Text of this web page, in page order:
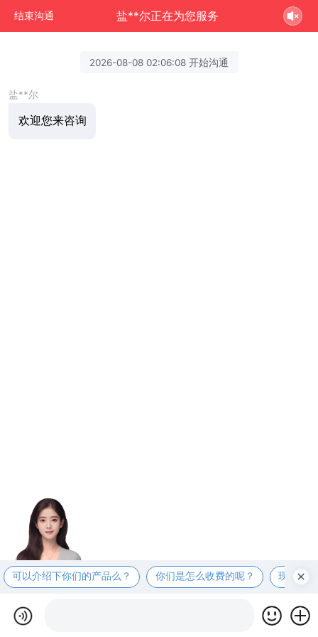
结束沟通 盐**尔正在为您服务
2026-08-08 02:06:08 开始沟通
盐**尔
欢迎您来咨询
可以介绍下你们的产品么？ 你们是怎么收费的呢？ 现在有